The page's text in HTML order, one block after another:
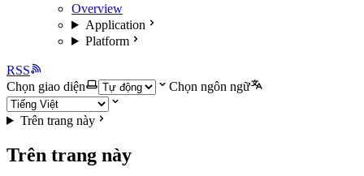
Overview
Application
Platform
RSS
Chọn giao diện
Chọn ngôn ngữ
Trên trang này
Trên trang này